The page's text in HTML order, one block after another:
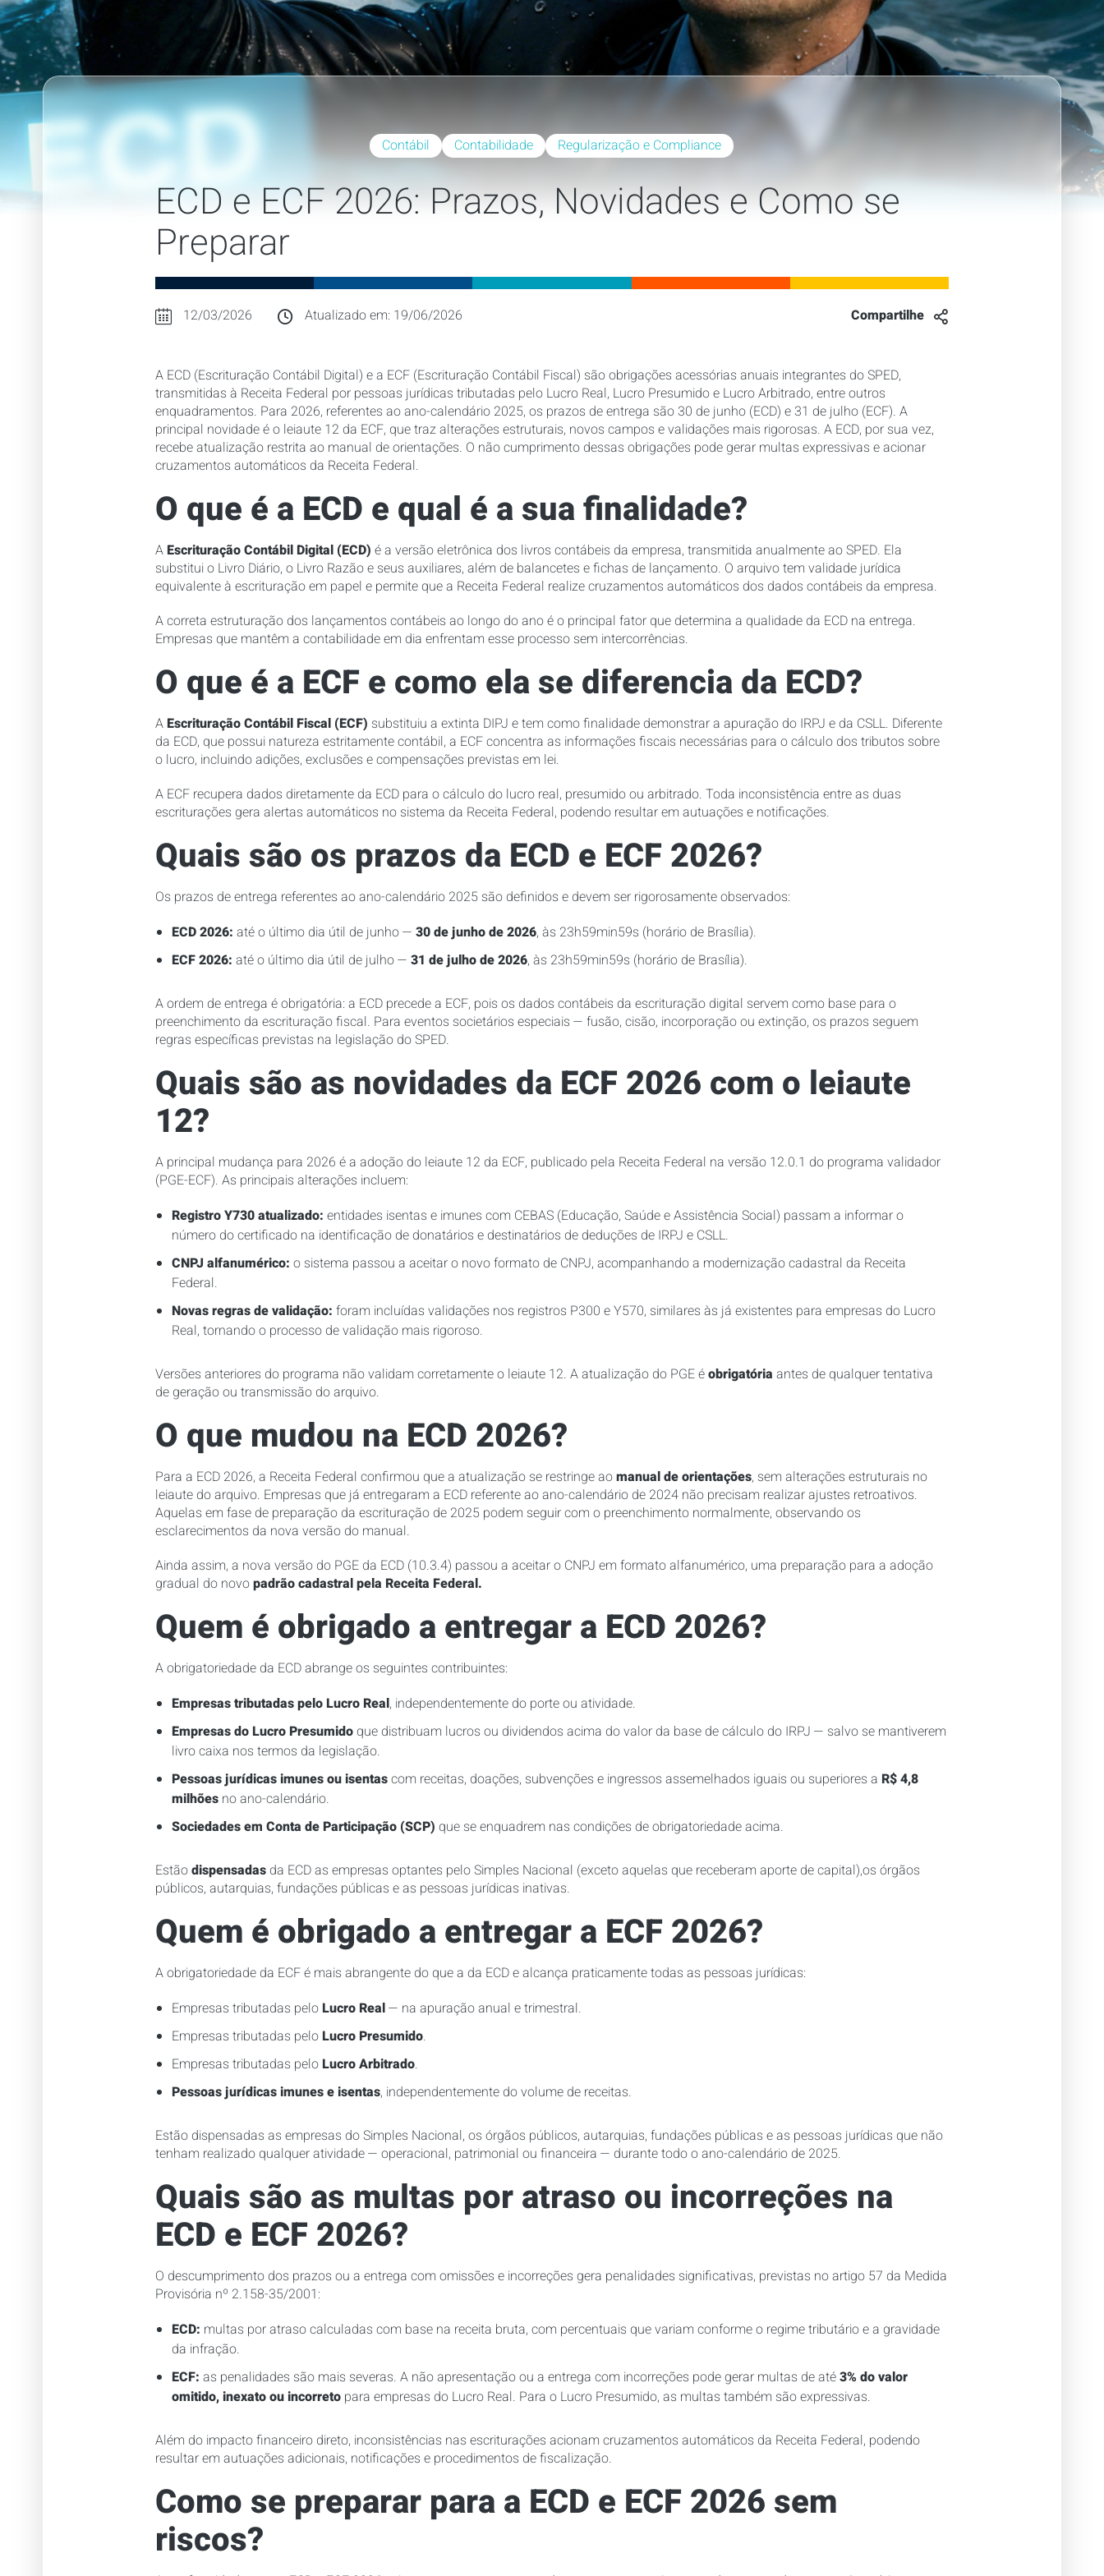
Contábil Contabilidade Regularização e Compliance
ECD e ECF 2026: Prazos, Novidades e Como se
Preparar
12/03/2026 Atualizado em: 19/06/2026 Compartilhe
A ECD (Escrituração Contábil Digital) e a ECF (Escrituração Contábil Fiscal) são obrigações acessórias anuais integrantes do SPED,
transmitidas à Receita Federal por pessoas jurídicas tributadas pelo Lucro Real, Lucro Presumido e Lucro Arbitrado, entre outros
enquadramentos. Para 2026, referentes ao ano-calendário 2025, os prazos de entrega são 30 de junho (ECD) e 31 de julho (ECF). A
principal novidade é o leiaute 12 da ECF, que traz alterações estruturais, novos campos e validações mais rigorosas. A ECD, por sua vez,
recebe atualização restrita ao manual de orientações. O não cumprimento dessas obrigações pode gerar multas expressivas e acionar
cruzamentos automáticos da Receita Federal.
O que é a ECD e qual é a sua finalidade?
A Escrituração Contábil Digital (ECD) é a versão eletrônica dos livros contábeis da empresa, transmitida anualmente ao SPED. Ela
substitui o Livro Diário, o Livro Razão e seus auxiliares, além de balancetes e fichas de lançamento. O arquivo tem validade jurídica
equivalente à escrituração em papel e permite que a Receita Federal realize cruzamentos automáticos dos dados contábeis da empresa.
A correta estruturação dos lançamentos contábeis ao longo do ano é o principal fator que determina a qualidade da ECD na entrega.
Empresas que mantêm a contabilidade em dia enfrentam esse processo sem intercorrências.
O que é a ECF e como ela se diferencia da ECD?
A Escrituração Contábil Fiscal (ECF) substituiu a extinta DIPJ e tem como finalidade demonstrar a apuração do IRPJ e da CSLL. Diferente
da ECD, que possui natureza estritamente contábil, a ECF concentra as informações fiscais necessárias para o cálculo dos tributos sobre
o lucro, incluindo adições, exclusões e compensações previstas em lei.
A ECF recupera dados diretamente da ECD para o cálculo do lucro real, presumido ou arbitrado. Toda inconsistência entre as duas
escriturações gera alertas automáticos no sistema da Receita Federal, podendo resultar em autuações e notificações.
Quais são os prazos da ECD e ECF 2026?
Os prazos de entrega referentes ao ano-calendário 2025 são definidos e devem ser rigorosamente observados:
ECD 2026: até o último dia útil de junho — 30 de junho de 2026, às 23h59min59s (horário de Brasília).
ECF 2026: até o último dia útil de julho — 31 de julho de 2026, às 23h59min59s (horário de Brasília).
A ordem de entrega é obrigatória: a ECD precede a ECF, pois os dados contábeis da escrituração digital servem como base para o
preenchimento da escrituração fiscal. Para eventos societários especiais — fusão, cisão, incorporação ou extinção, os prazos seguem
regras específicas previstas na legislação do SPED.
Quais são as novidades da ECF 2026 com o leiaute
12?
A principal mudança para 2026 é a adoção do leiaute 12 da ECF, publicado pela Receita Federal na versão 12.0.1 do programa validador
(PGE-ECF). As principais alterações incluem:
Registro Y730 atualizado: entidades isentas e imunes com CEBAS (Educação, Saúde e Assistência Social) passam a informar o
número do certificado na identificação de donatários e destinatários de deduções de IRPJ e CSLL.
CNPJ alfanumérico: o sistema passou a aceitar o novo formato de CNPJ, acompanhando a modernização cadastral da Receita
Federal.
Novas regras de validação: foram incluídas validações nos registros P300 e Y570, similares às já existentes para empresas do Lucro
Real, tornando o processo de validação mais rigoroso.
Versões anteriores do programa não validam corretamente o leiaute 12. A atualização do PGE éobrigatória antes de qualquer tentativa
de geração ou transmissão do arquivo.
O que mudou na ECD 2026?
Para a ECD 2026, a Receita Federal confirmou que a atualização se restringe aomanual de orientações, sem alterações estruturais no
leiaute do arquivo. Empresas que já entregaram a ECD referente ao ano-calendário de 2024 não precisam realizar ajustes retroativos.
Aquelas em fase de preparação da escrituração de 2025 podem seguir com o preenchimento normalmente, observando os
esclarecimentos da nova versão do manual.
Ainda assim, a nova versão do PGE da ECD (10.3.4) passou a aceitar o CNPJ em formato alfanumérico, uma preparação para a adoção
gradual do novopadrão cadastral pela Receita Federal.
Quem é obrigado a entregar a ECD 2026?
A obrigatoriedade da ECD abrange os seguintes contribuintes:
Empresas tributadas pelo Lucro Real, independentemente do porte ou atividade.
Empresas do Lucro Presumidoque distribuam lucros ou dividendos acima do valor da base de cálculo do IRPJ — salvo se mantiverem
livro caixa nos termos da legislação.
Pessoas jurídicas imunes ou isentascom receitas, doações, subvenções e ingressos assemelhados iguais ou superiores a R$ 4,8
milhõesno ano-calendário.
Sociedades em Conta de Participação (SCP) que se enquadrem nas condições de obrigatoriedade acima.
Estãodispensadasda ECD as empresas optantes pelo Simples Nacional (exceto aquelas que receberam aporte de capital),os órgãos
públicos, autarquias, fundações públicas e as pessoas jurídicas inativas.
Quem é obrigado a entregar a ECF 2026?
A obrigatoriedade da ECF é mais abrangente do que a da ECD e alcança praticamente todas as pessoas jurídicas:
Empresas tributadas pelo Lucro Real— na apuração anual e trimestral.
Empresas tributadas pelo Lucro Presumido.
Empresas tributadas pelo Lucro Arbitrado.
Pessoas jurídicas imunes e isentas, independentemente do volume de receitas.
Estão dispensadas as empresas do Simples Nacional, os órgãos públicos, autarquias, fundações públicas e as pessoas jurídicas que não
tenham realizado qualquer atividade — operacional, patrimonial ou financeira — durante todo o ano-calendário de 2025.
Quais são as multas por atraso ou incorreções na
ECD e ECF 2026?
O descumprimento dos prazos ou a entrega com omissões e incorreções gera penalidades significativas, previstas no artigo 57 da Medida
Provisória nº 2.158-35/2001:
ECD: multas por atraso calculadas com base na receita bruta, com percentuais que variam conforme o regime tributário e a gravidade
da infração.
ECF: as penalidades são mais severas. A não apresentação ou a entrega com incorreções pode gerar multas de até3% do valor
omitido, inexato ou incorretopara empresas do Lucro Real. Para o Lucro Presumido, as multas também são expressivas.
Além do impacto financeiro direto, inconsistências nas escriturações acionam cruzamentos automáticos da Receita Federal, podendo
resultar em autuações adicionais, notificações e procedimentos de fiscalização.
Como se preparar para a ECD e ECF 2026 sem
riscos?